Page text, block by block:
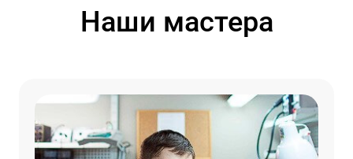
Наши мастера